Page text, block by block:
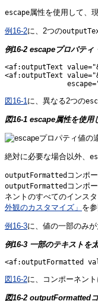
escape属性を使用して、
例16-2に、2つの
例16-2 escapeプロパテ
<af:outputText
<af:outputText
図16-1 に、異なる2つの
図16-1 escape属性を使用
絶対に必要な場合以外、
outputFormatted コンポ
outputFormatted コンポ
ネントのすべてのインス
外観のカスタマイズ」 を
例16-3に、値の一部のみ
例16-3 一部のテキストを
図16-2に、コンポーネン
図16-2 outputFormatted